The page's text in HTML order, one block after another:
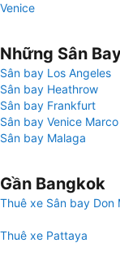
Venice
Những Sân
Sân bay Los Angeles
Sân bay Heathrow
Sân bay Frankfurt
Sân bay Venice
Sân bay Malaga
Gần
Thuê xe Sân bay Don
Thuê xe Pattaya